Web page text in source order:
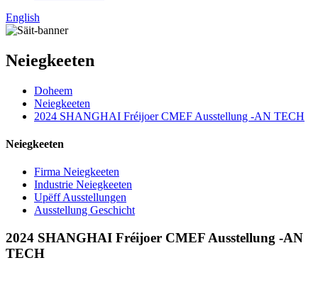
English
Neiegkeeten
Doheem
Neiegkeeten
2024 SHANGHAI Fréijoer CMEF Ausstellung -AN TECH
Neiegkeeten
Firma Neiegkeeten
Industrie Neiegkeeten
Upëff Ausstellungen
Ausstellung Geschicht
2024 SHANGHAI Fréijoer CMEF Ausstellung -AN
TECH